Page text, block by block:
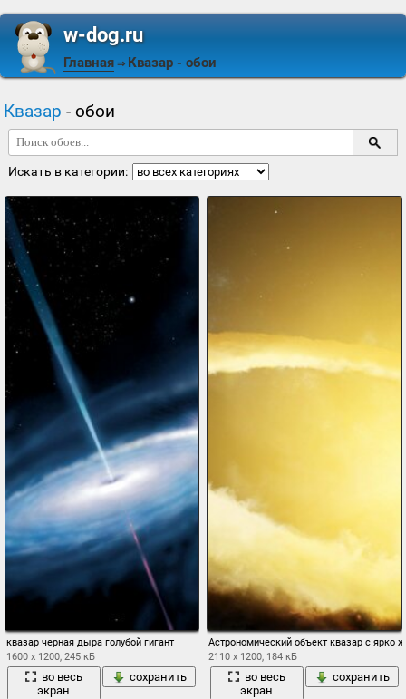
w-dog.ru
Главная ⇒ Квазар - обои
Квазар - обои
Искать в категории:
квазар черная дыра голубой гигант
1600 x 1200, 245 кБ
во весь
экран
сохранить
Астрономический объект квазар с ярко
2110 x 1200, 184 кБ
во весь
экран
сохранить